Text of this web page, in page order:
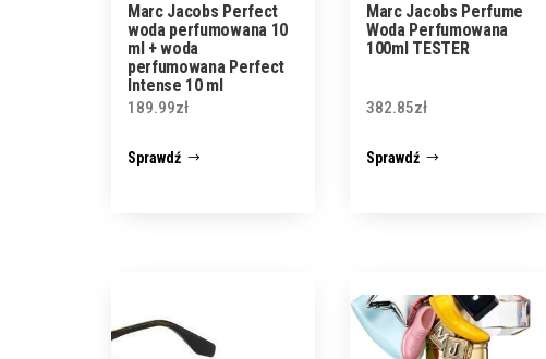
Marc Jacobs Perfect
woda perfumowana 10
ml + woda
perfumowana Perfect
Intense 10 ml
189.99zł
Sprawdź
Marc Jacobs Perfume
Woda Perfumowana
100ml TESTER
382.85zł
Sprawdź